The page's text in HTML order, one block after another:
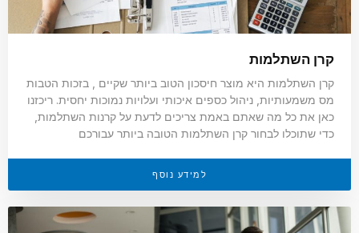
קרן השתלמות
קרן השתלמות היא מוצר חיסכון הטוב ביותר שקיים , בזכות הטבות
מס משמעותיות, ניהול כספים איכותי ועלויות נמוכות יחסית. ריכזנו
כאן את כל מה שאתם באמת צריכים לדעת על קרנות השתלמות,
כדי שתוכלו לבחור קרן השתלמות הטובה ביותר עבורכם
למידע נוסף